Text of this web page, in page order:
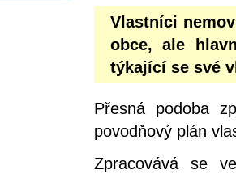
Vlastníci
obce, ale
týkající se své
Přesná podoba
povodňový plán
Zpracovává se